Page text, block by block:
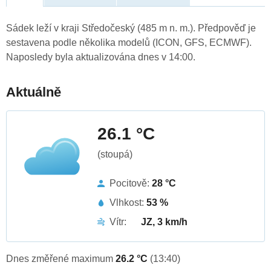
Sádek leží v kraji Středočeský (485 m n. m.). Předpověď je
sestavena podle několika modelů (ICON, GFS, ECMWF).
Naposledy byla aktualizována dnes v 14:00.
Aktuálně
26.1 °C
(stoupá)
Pocitově: 28 °C
Vlhkost: 53 %
Vítr:
JZ, 3 km/h
Dnes změřené maximum 26.2 °C (13:40)